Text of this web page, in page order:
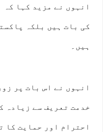
انہوں نے مزید کہا کہ
کی بات ہیں بلکہ
ہیں۔
انہوں نے اس بات پر
خدمت تعریف سے زیادہ
احترام اور حمایت کا